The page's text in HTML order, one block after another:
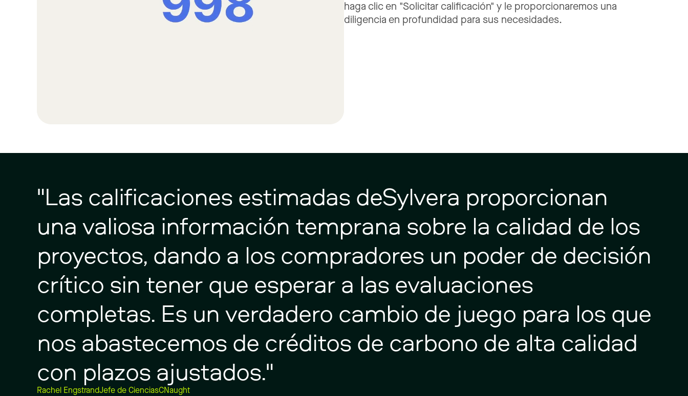
haga clic en "Solicitar calificación" y le proporcionaremos una
diligencia en profundidad para sus necesidades.
"LascalificacionesestimadasdeSylvera proporcionan
unavaliosa información temprana sobre la calidad de los
proyectos, dando a loscompradores un poderde decisión
crítico sin tenerque esperara lasevaluaciones
completas. Es unverdadero cambio de juego para losque
nosabastecemosde créditosde carbono de alta calidad
con plazosajustados."
Rachel EngstrandJefe de CienciasCNaught